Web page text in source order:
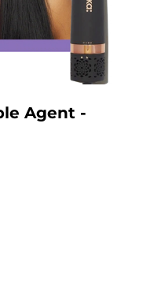
Agent -